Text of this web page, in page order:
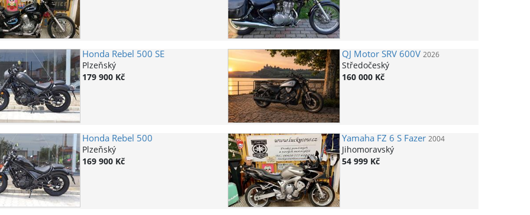
Honda Rebel 500 SE
Plzeňský
179 900 Kč
QJ MotorSRV 600V 2026
Středočeský
160 000 Kč
Honda Rebel 500
Plzeňský
169 900 Kč
Yamaha FZ 6 S Fazer 2004
Jihomoravský
54 999 Kč